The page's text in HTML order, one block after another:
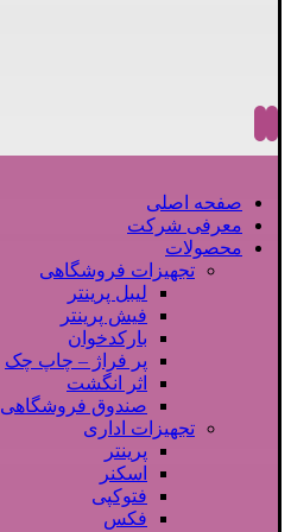
صفحه اصلی
معرفی شرکت
محصولات
تجهیزات فروشگاهی
لیبل پرینتر
فیش پرینتر
بارکدخوان
پر فراژ – چاپ چک
اثر انگشت
صندوق فروشگاهی
تجهیزات اداری
پرینتر
اسکنر
فتوکپی
فکس